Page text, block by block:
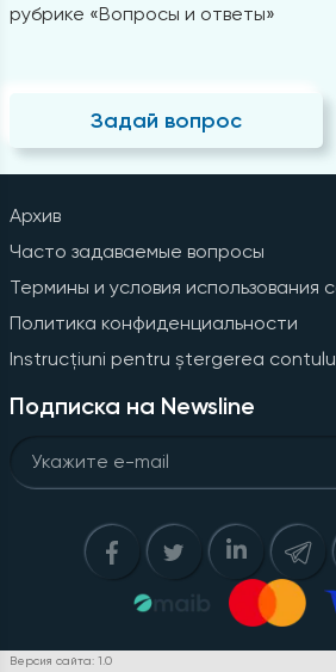
рубрике «Вопросы и ответы»
Задай вопрос
Архив
Часто задаваемые вопросы
Термины и условия использования
Политика конфиденциальности
Instrucțiuni pentru ștergerea
Подписка на Newsline
Версия сайта: 1.0